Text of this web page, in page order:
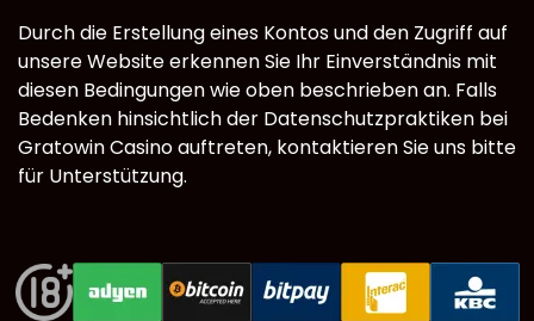
Durch die Erstellung eines Kontos und den Zugriff auf
unsere Website erkennen Sie Ihr Einverständnis mit
diesen Bedingungen wie oben beschrieben an. Falls
Bedenken hinsichtlich der Datenschutzpraktiken bei
Gratowin Casino auftreten, kontaktieren Sie uns bitte
für Unterstützung.